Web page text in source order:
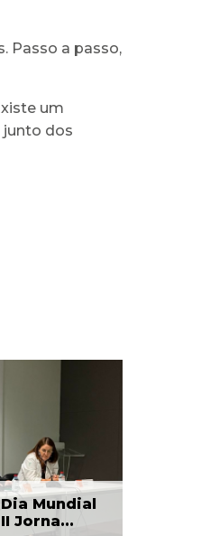
Passo a passo,
um
junto dos
Mundial
Jorna...